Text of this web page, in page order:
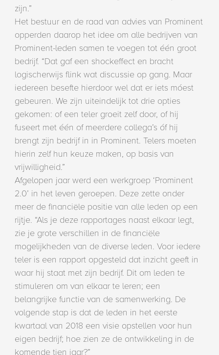
zijn.”
Het bestuur en de raad van advies van Prominent
opperden daarop het idee om alle bedrijven van
Prominent-leden samen te voegen tot één groot
bedrijf. “Dat gaf een shockeffect en bracht
logischerwijs flink wat discussie op gang. Maar
iedereen besefte hierdoor wel dat er iets móest
gebeuren. We zijn uiteindelijk tot drie opties
gekomen: of een teler groeit zelf door, of hij
fuseert met één of meerdere collega’s óf hij
brengt zijn bedrijf in in Prominent. Telers moeten
hierin zelf hun keuze maken, op basis van
vrijwilligheid.”
Afgelopen jaar werd een werkgroep ‘Prominent
2.0’ in het leven geroepen. Deze zette onder
meer de financiële positie van alle leden op een
rijtje. “Als je deze rapportages naast elkaar legt,
zie je grote verschillen in de financiële
mogelijkheden van de diverse leden. Voor iedere
teler is een rapport opgesteld dat inzicht geeft in
waar hij staat met zijn bedrijf. Dit om leden te
stimuleren om van elkaar te leren; een
belangrijke functie van de samenwerking. De
volgende stap is dat de leden in het eerste
kwartaal van 2018 een visie opstellen voor hun
eigen bedrijf; hoe zien ze de ontwikkeling in de
komende tien jaar?”